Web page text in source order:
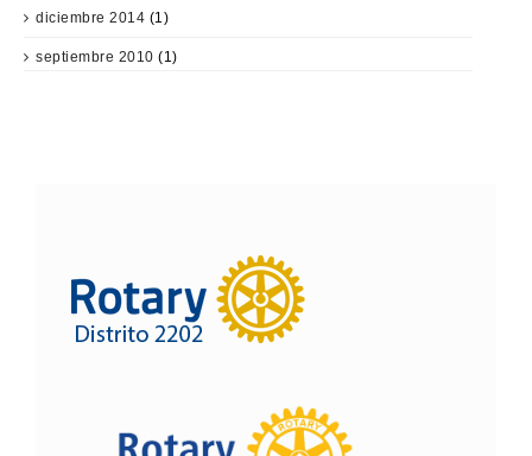
diciembre 2014 (1)
septiembre 2010 (1)